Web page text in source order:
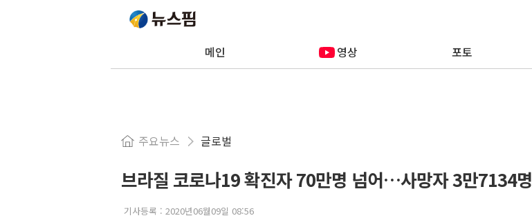
메인 영상 포토
주요뉴스 글로벌
브라질 코로나19 확진자 70만명 넘어…사망자 3만7134명
기사등록 : 2020년06월09일 08:56